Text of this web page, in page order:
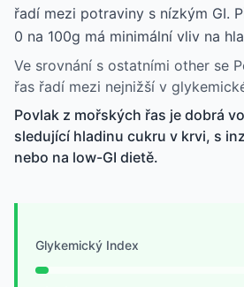
řadí mezi potraviny s nízkým GI.
0 na 100g má minimální vliv na
Ve srovnání s ostatními other se
řas řadí mezi nejnižší v
Povlak z mořských řas je dobrá
sledující hladinu cukru v krvi, s
nebo na low-GI dietě.
Glykemický Index